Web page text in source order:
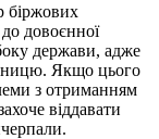
біржових
довоєнної
держави, адже
Якщо цього
з отриманням
віддавати